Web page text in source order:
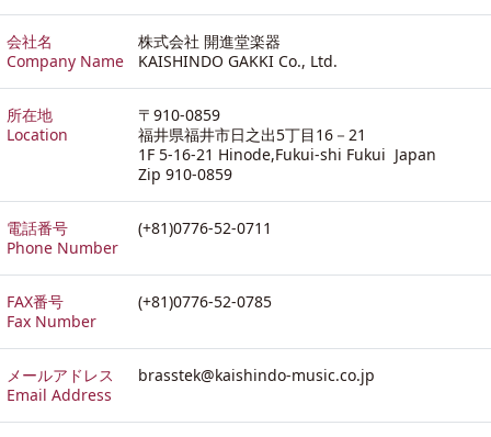
会社名
Company Name
株式会社 開進堂楽器
KAISHINDO GAKKI Co., Ltd.
所在地
Location
〒910-0859
福井県福井市日之出5丁目16－21
1F 5-16-21 Hinode,Fukui-shi Fukui Japan
Zip 910-0859
電話番号
Phone Number
(+81)0776-52-0711
FAX番号
Fax Number
(+81)0776-52-0785
メールアドレス
Email Address
brasstek@kaishindo-music.co.jp